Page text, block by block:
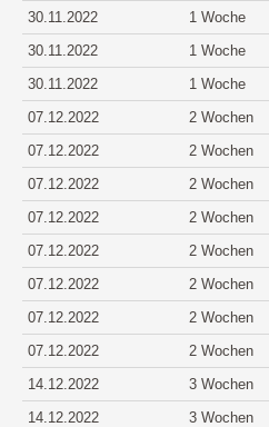
30.11.2022 1 Woche
30.11.2022
1 Woche
30.11.2022
1 Woche
07.12.2022
2 Wochen
07.12.2022
2 Wochen
07.12.2022
2 Wochen
07.12.2022
2 Wochen
07.12.2022
2 Wochen
07.12.2022
2 Wochen
07.12.2022
2 Wochen
07.12.2022
2 Wochen
14.12.2022
3 Wochen
14.12.2022
3 Wochen